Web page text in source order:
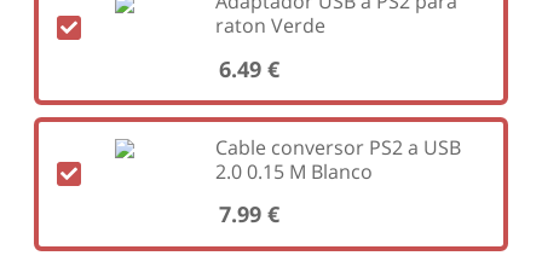
raton Verde
6.49 €
Cable conversor PS2 a USB
2.0 0.15 M Blanco
7.99 €